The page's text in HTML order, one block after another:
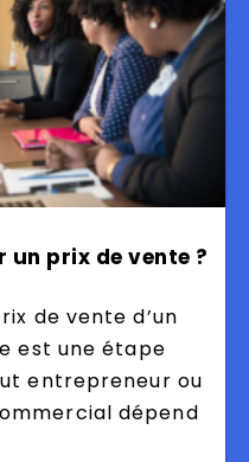
un prix de vente ?
de vente d’un
est une étape
entrepreneur ou
dépend